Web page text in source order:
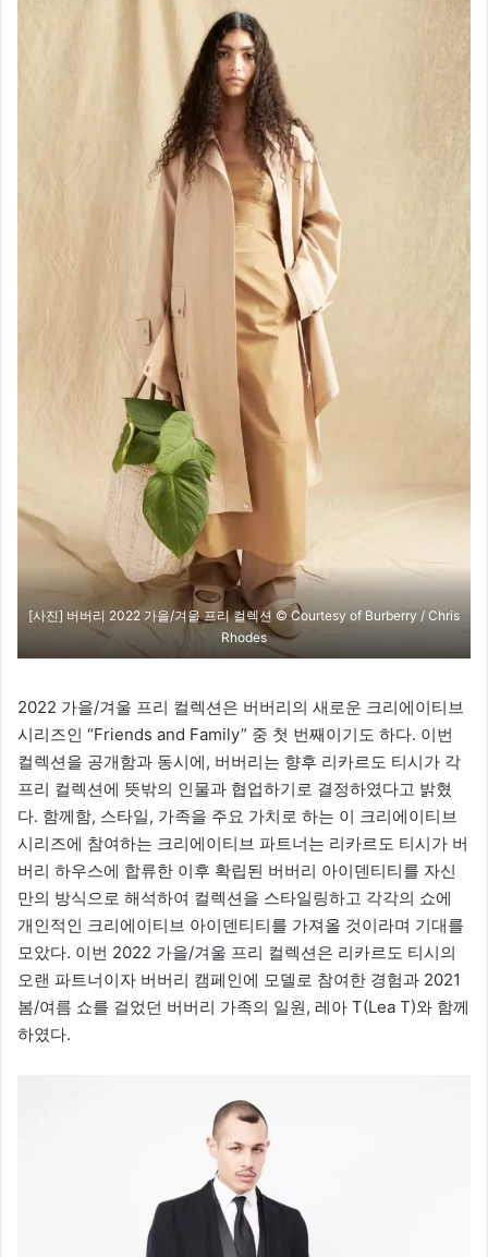
[사진] 버버리 2022 가을/겨울 프리 컬렉션 © Courtesy of Burberry / Chris
Rhodes
2022 가을/겨울 프리 컬렉션은 버버리의 새로운 크리에이티브
시리즈인 “Friends and Family” 중 첫 번째이기도 하다. 이번
컬렉션을 공개함과 동시에, 버버리는 향후 리카르도 티시가 각
프리 컬렉션에 뜻밖의 인물과 협업하기로 결정하였다고 밝혔
다. 함께함, 스타일, 가족을 주요 가치로 하는 이 크리에이티브
시리즈에 참여하는 크리에이티브 파트너는 리카르도 티시가 버
버리 하우스에 합류한 이후 확립된 버버리 아이덴티티를 자신
만의 방식으로 해석하여 컬렉션을 스타일링하고 각각의 쇼에
개인적인 크리에이티브 아이덴티티를 가져올 것이라며 기대를
모았다. 이번 2022 가을/겨울 프리 컬렉션은 리카르도 티시의
오랜 파트너이자 버버리 캠페인에 모델로 참여한 경험과 2021
봄/여름 쇼를 걸었던 버버리 가족의 일원, 레아 T(Lea T)와 함께
하였다.